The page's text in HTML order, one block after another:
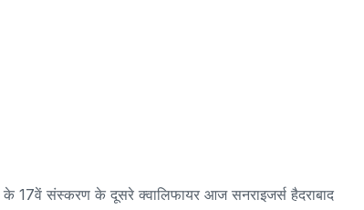
के 17वें संस्करण के दूसरे क्वालिफायर आज सनराइजर्स हैदराबाद